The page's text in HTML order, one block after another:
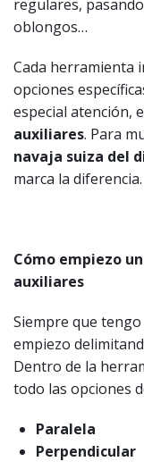
regulares,
oblongos…
Cada herramienta
opciones
especial atención,
auxiliares. Para
navaja suiza del
marca la diferencia.
Cómo empiezo
auxiliares
Siempre que tengo
empiezo
Dentro de la
todo las opciones
Paralela
Perpendicular